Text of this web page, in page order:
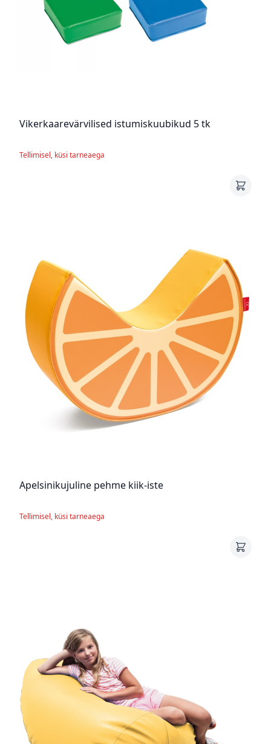
Vikerkaarevärvilised istumiskuubikud 5 tk
Tellimisel, küsi tarneaega
Apelsinikujuline pehme kiik-iste
Tellimisel, küsi tarneaega